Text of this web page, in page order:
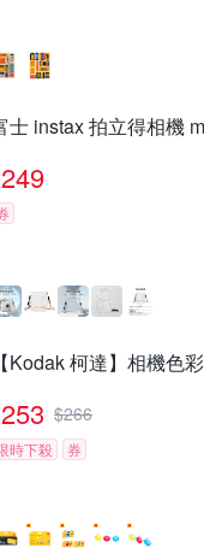
士 instax 拍立得相機
249
Kodak 柯達】相機色
253 $266
時下殺 券